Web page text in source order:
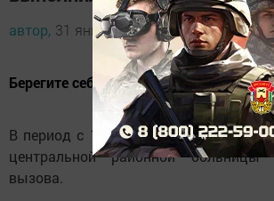
автор, 31 января 2022 - 11:32
Берегите себя и своих близких.
В период с 17 по 23 января 2022
центральной районной
вызова.